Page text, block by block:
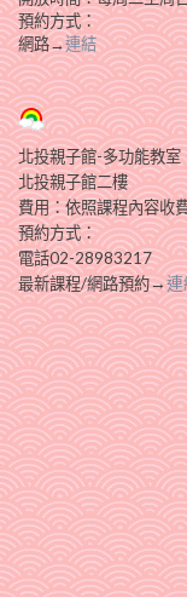
預約方式：
網路→連結
北投親子館-多功能教室
北投親子館二樓
費用：依照課程內容收
預約方式：
電話02-28983217
最新課程/網路預約→連